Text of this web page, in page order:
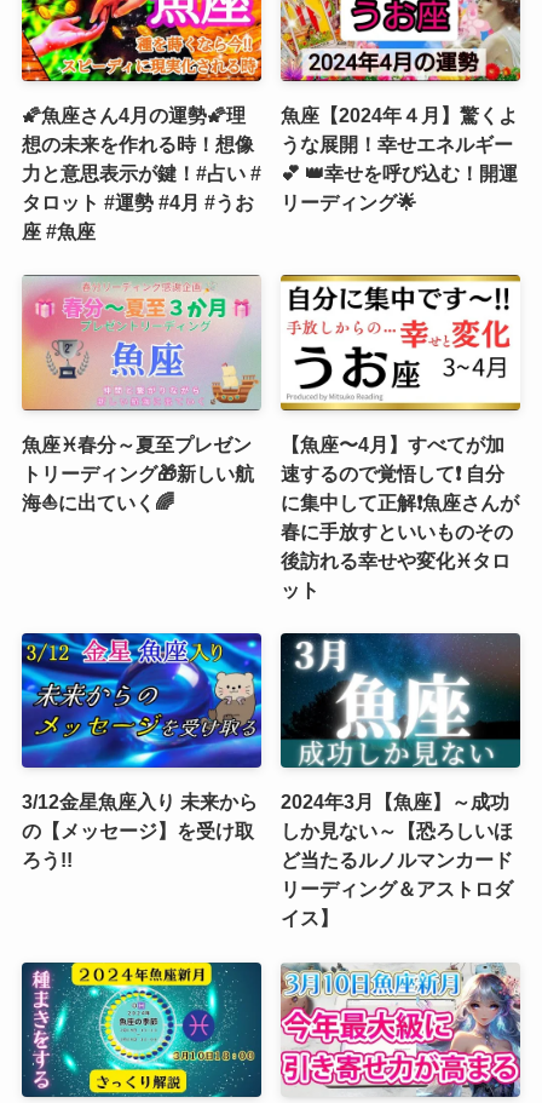
🌠魚座さん4月の運勢🌠理
想の未来を作れる時！想像
力と意思表示が鍵！#占い #
タロット #運勢 #4月 #うお
座 #魚座
魚座【2024年４月】驚くよ
うな展開！幸せエネルギー
💕 👑幸せを呼び込む！開運
リーディング🌟
魚座♓春分～夏至プレゼン
トリーディング🎁新しい航
海⛵️に出ていく🌈
【魚座〜4月】すべてが加
速するので覚悟して❗️ 自分
に集中して正解❗️魚座さんが
春に手放すといいものその
後訪れる幸せや変化♓️タロ
ット
3/12金星魚座入り 未来から
の【メッセージ】を受け取
ろう!!
2024年3月【魚座】～成功
しか見ない～【恐ろしいほ
ど当たるルノルマンカード
リーディング＆アストロダ
イス】